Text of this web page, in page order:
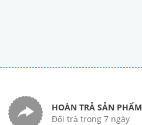
HOÀN TRẢ SẢN PHẨM
Đổi trả trong 7 ngày